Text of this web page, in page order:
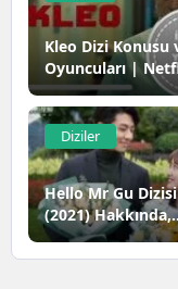
Kleo Dizi Konusu
Oyuncuları |
Diziler
Hello Mr Gu Dizisi
(2021) Hakkında,
Konusu ve